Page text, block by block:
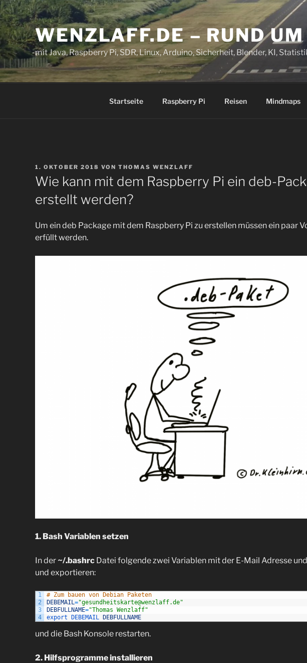
Zum
Inhalt
springen WENZLAFF.DE – RUND
mit Java, Raspberry Pi, SDR, Linux, Arduino, Sicherheit, Blender, KI,
Startseite Raspberry Pi Reisen Mindmaps
VERÖFFENTLICHT
AM
1. OKTOBER 2018 VON THOMAS WENZLAFF
Wie kann mit dem Raspberry Pi ein deb-
erstellt werden?
Um ein deb Package mit dem Raspberry Pi zu erstellen müssen ein paar
erfüllt werden.
1. Bash Variablen setzen
In der ~/.bashrc Datei folgende zwei Variablen mit der E-Mail Adresse
und exportieren:
1
2
3
4
# Zum bauen von Debian Paketen
DEBEMAIL="gesundheitskarte@wenzlaff.de"
DEBFULLNAME="Thomas Wenzlaff"
export
DEBEMAIL DEBFULLNAME
und die Bash Konsole restarten.
2. Hilfsprogramme installieren